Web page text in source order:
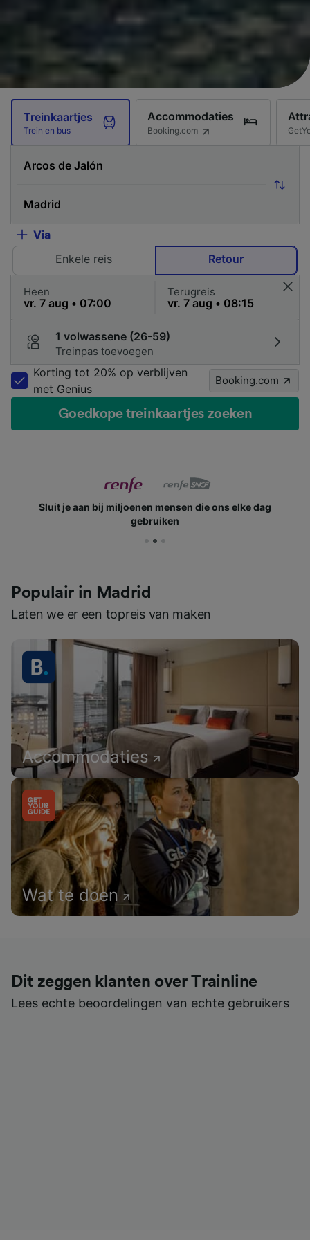
Treinkaartjes
Trein en bus
Accommodaties
Booking.com
Via
Enkele reis
Retour
Heen Terugreis
1 volwassene (26-59)
Treinpas toevoegen
Korting tot 20% op verblijven
met Genius
Booking.com
Goedkope treinkaartjes zoeken
Sluit je aan bij miljoenen mensen die ons elke dag
gebruiken
Populair in Madrid
Laten we er een topreis van maken
Accommodaties
Wat te doen
Dit zeggen klanten over Trainline
Lees echte beoordelingen van echte gebruikers